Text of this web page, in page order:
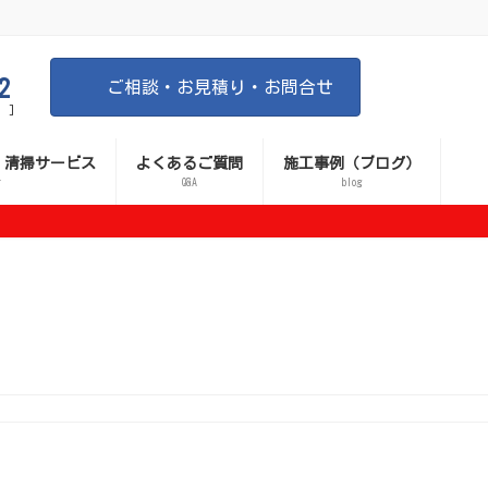
]
ご相談・お見積り・お問合せ
掃サービス よくあるご質問
Q&A
施工事例（ブログ）
blog